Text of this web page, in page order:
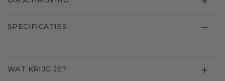
SPECIFICATIES
WAT KRIJG JE?